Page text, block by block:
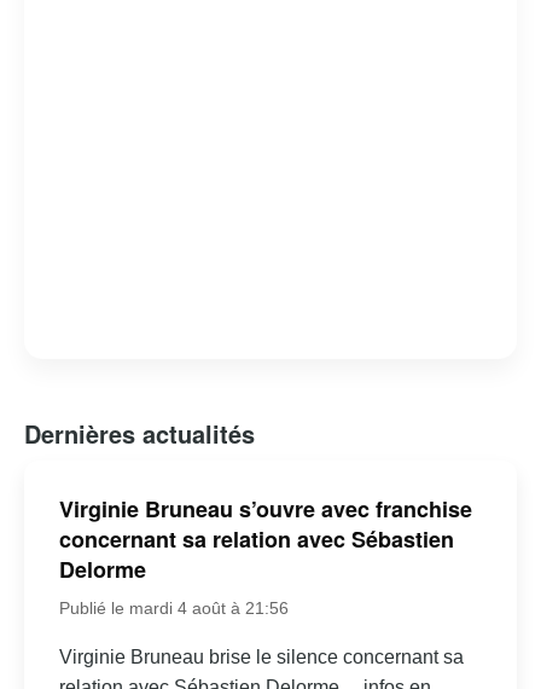
Dernières actualités
Virginie Bruneau s’ouvre avec franchise
concernant sa relation avec Sébastien
Delorme
Publié le mardi 4 août à 21:56
Virginie Bruneau brise le silence concernant sa